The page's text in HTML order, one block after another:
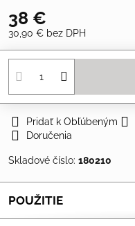
38 €
30,90 € bez DPH
Pridať k Obľúbeným
Doručenia
Skladové číslo: 180210
POUŽITIE